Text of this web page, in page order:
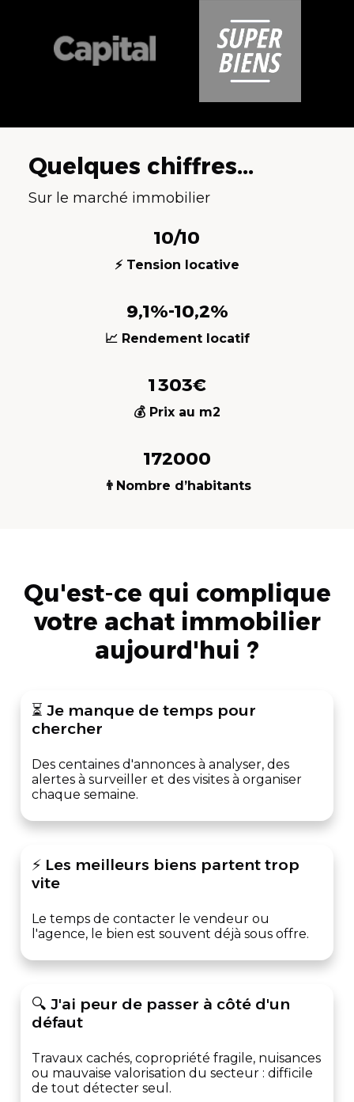
Quelques chiffres...
Sur le marché immobilier
10/10
⚡ Tension locative
9,1%-10,2%
📈 Rendement locatif
1 303€
💰 Prix au m2
172000
👨Nombre d’habitants
Qu'est-ce qui complique
votre achat immobilier
aujourd'hui ?
⏳ Je manque de temps pour
chercher
Des centaines d'annonces à analyser, des
alertes à surveiller et des visites à organiser
chaque semaine.
⚡ Les meilleurs biens partent trop
vite
Le temps de contacter le vendeur ou
l'agence, le bien est souvent déjà sous offre.
🔍 J'ai peur de passer à côté d'un
défaut
Travaux cachés, copropriété fragile, nuisances
ou mauvaise valorisation du secteur : difficile
de tout détecter seul.